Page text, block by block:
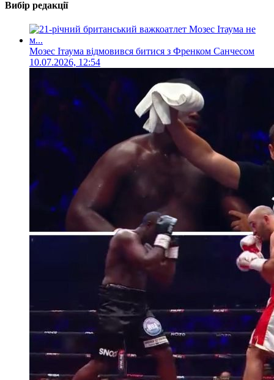
Вибір редакції
Мозес Ітаума відмовився битися з Френком Санчесом
10.07.2026, 12:54